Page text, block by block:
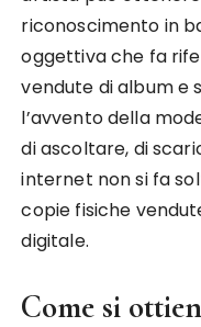
riconoscimento in
oggettiva che fa
vendute di album e
l’avvento della
di ascoltare, di
internet non si fa
copie fisiche
digitale.
Come si